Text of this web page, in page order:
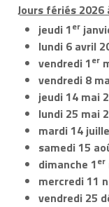
Jours fériés
jeudi 1er
lundi 6 avril
vendredi 1er
vendredi 8
jeudi 14 mai
lundi 25 mai
mardi 14
samedi 15
dimanche 1er
mercredi 11
vendredi 25